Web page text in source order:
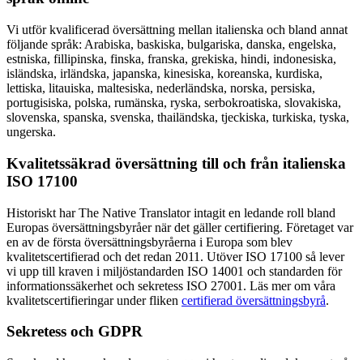
Vi utför kvalificerad översättning mellan italienska och bland annat
följande språk: Arabiska, baskiska, bulgariska, danska, engelska,
estniska, fillipinska, finska, franska, grekiska, hindi, indonesiska,
isländska, irländska, japanska, kinesiska, koreanska, kurdiska,
lettiska, litauiska, maltesiska, nederländska, norska, persiska,
portugisiska, polska, rumänska, ryska, serbokroatiska, slovakiska,
slovenska, spanska, svenska, thailändska, tjeckiska, turkiska, tyska,
ungerska.
Kvalitetssäkrad översättning till och från italienska
ISO 17100
Historiskt har The Native Translator intagit en ledande roll bland
Europas översättningsbyråer när det gäller certifiering. Företaget var
en av de första översättningsbyråerna i Europa som blev
kvalitetscertifierad och det redan 2011. Utöver ISO 17100 så lever
vi upp till kraven i miljöstandarden ISO 14001 och standarden för
informationssäkerhet och sekretess ISO 27001. Läs mer om våra
kvalitetscertifieringar under fliken certifierad översättningsbyrå.
Sekretess och GDPR